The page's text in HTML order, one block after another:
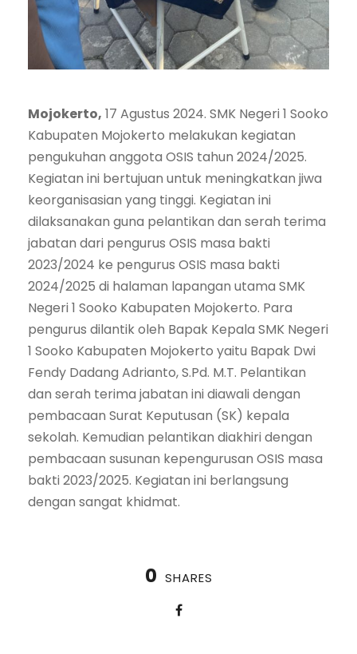
Mojokerto, 17 Agustus 2024. SMK Negeri 1 Sooko
Kabupaten Mojokerto melakukan kegiatan
pengukuhan anggota OSIS tahun 2024/2025.
Kegiatan ini bertujuan untuk meningkatkan jiwa
keorganisasian yang tinggi. Kegiatan ini
dilaksanakan guna pelantikan dan serah terima
jabatan dari pengurus OSIS masa bakti
2023/2024 ke pengurus OSIS masa bakti
2024/2025 di halaman lapangan utama SMK
Negeri 1 Sooko Kabupaten Mojokerto. Para
pengurus dilantik oleh Bapak Kepala SMK Negeri
1 Sooko Kabupaten Mojokerto yaitu Bapak Dwi
Fendy Dadang Adrianto, S.Pd. M.T. Pelantikan
dan serah terima jabatan ini diawali dengan
pembacaan Surat Keputusan (SK) kepala
sekolah. Kemudian pelantikan diakhiri dengan
pembacaan susunan kepengurusan OSIS masa
bakti 2023/2025. Kegiatan ini berlangsung
dengan sangat khidmat.
0 SHARES